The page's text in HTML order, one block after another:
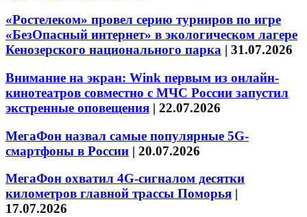
«Ростелеком» провел серию турниров по игре
«БезОпасный интернет» в экологическом лагере
Кенозерского национального парка | 31.07.2026
Внимание на экран: Wink первым из онлайн-
кинотеатров совместно с МЧС России запустил
экстренные оповещения | 22.07.2026
МегаФон назвал самые популярные 5G-
смартфоны в России | 20.07.2026
МегаФон охватил 4G-сигналом десятки
километров главной трассы Поморья |
17.07.2026